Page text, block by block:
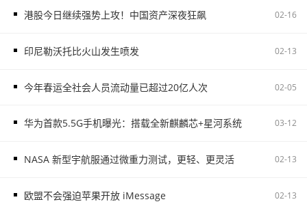
港股今日继续强势上攻！中国资产深夜狂飙 02-16
印尼勒沃托比火山发生喷发 02-13
今年春运全社会人员流动量已超过20亿人次 02-05
华为首款5.5G手机曝光：搭载全新麒麟芯+星河系统 03-12
NASA 新型宇航服通过微重力测试，更轻、更灵活 02-13
欧盟不会强迫苹果开放 iMessage 02-13